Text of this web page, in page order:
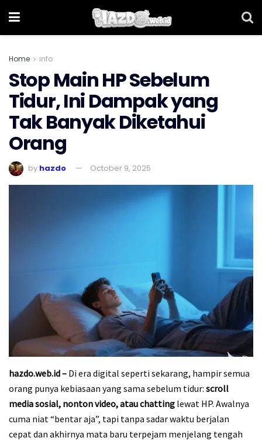
Home info
Stop Main HP Sebelum
Tidur, Ini Dampak yang
Tak Banyak Diketahui
Orang
by hazdo October 9, 2025
hazdo.web.id – Di era digital seperti sekarang, hampir semua
orang punya kebiasaan yang sama sebelum tidur: scroll
media sosial, nonton video, atau chatting lewat HP. Awalnya
cuma niat “bentar aja”, tapi tanpa sadar waktu berjalan
cepat dan akhirnya mata baru terpejam menjelang tengah